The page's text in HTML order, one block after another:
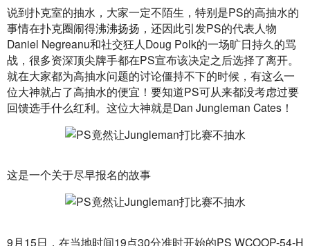
说到扑克室的抽水，大家一定不陌生，特别是PS的高抽水的
事情在扑克圈闹得沸沸扬扬，还因此引发PS的代表人物
Daniel Negreanu和社交狂人Doug Polk的一场旷日持久的骂
战，很多资深顶尖牌手都在PS宣布该决定之后选择了离开。
就在大家都为高抽水问题的讨论僵持不下的时候，有这么一
位大神就占了高抽水的便宜！要知道PS可从来都没考虑过要
回馈选手什么红利。这位大神就是Dan Jungleman Cates！
这是一个关于尽早报名的故事
9月15日，在当地时间19点30分准时开始的PS WCOOP-54-H